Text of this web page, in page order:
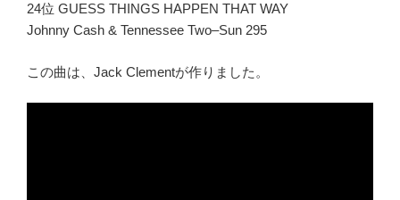
24位 GUESS THINGS HAPPEN THAT WAY
Johnny Cash & Tennessee Two–Sun 295
この曲は、Jack Clementが作りました。